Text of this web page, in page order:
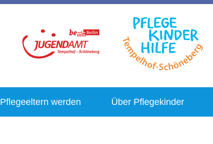
Pflegeeltern werden Über Pflegekinder